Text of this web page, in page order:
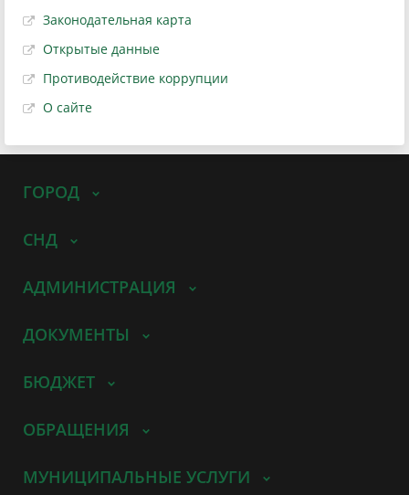
Законодательная карта
Открытые данные
Противодействие коррупции
О сайте
ГОРОД
СНД
АДМИНИСТРАЦИЯ
ДОКУМЕНТЫ
БЮДЖЕТ
ОБРАЩЕНИЯ
МУНИЦИПАЛЬНЫЕ УСЛУГИ